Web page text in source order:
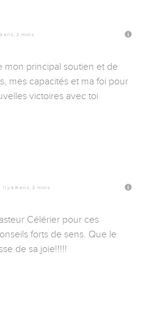
ans, 2 mois
mon principal soutien et de
mes capacités et ma foi pour
victoires avec toi
Il y a 8 ans, 2 mois
Célérier pour ces
forts de sens. Que le
de sa joie!!!!!